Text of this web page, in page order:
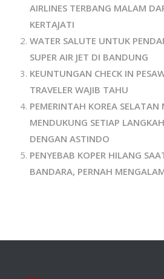
AIRLINES TERBANG MALAM
KERTAJATI
WATER SALUTE UNTUK
SUPER AIR JET DI BANDUNG
KEUNTUNGAN CHECK IN
TRAVELER WAJIB TAHU
PEMERINTAH KOREA SELATAN
MENDUKUNG SETIAP
DENGAN ASTINDO
PENYEBAB KOPER HILANG
BANDARA, PERNAH